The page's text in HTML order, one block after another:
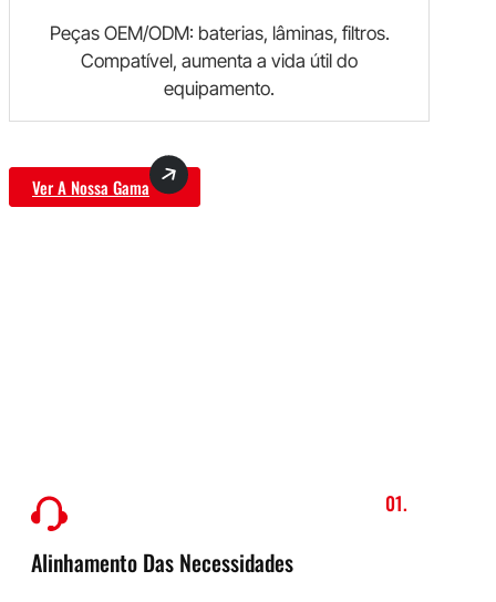
Peças OEM/ODM: baterias, lâminas, filtros.
Compatível, aumenta a vida útil do
equipamento.
Ver A Nossa Gama
01.
Alinhamento Das Necessidades